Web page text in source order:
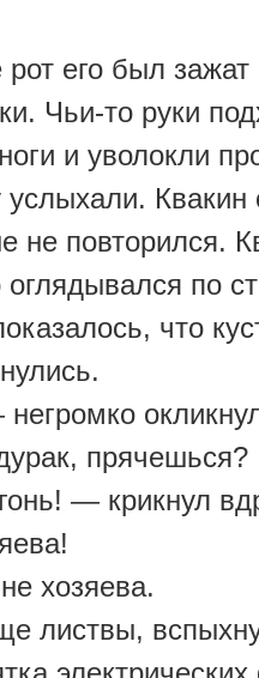
рот его был
Чьи-то руки
и уволокли
услыхали. Квакин
не повторился.
оглядывался по
что
прячешься?
— крикнул
хозяева.
листвы,